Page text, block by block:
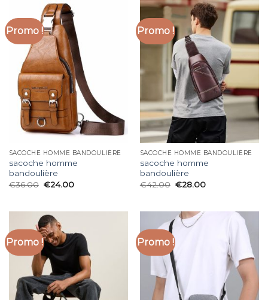
Promo !
SACOCHE HOMME BANDOULIÈRE
sacoche homme
bandoulière
€36.00 €24.00
Promo !
SACOCHE HOMME BANDOULIÈRE
sacoche homme
bandoulière
€42.00 €28.00
Promo ! Promo !